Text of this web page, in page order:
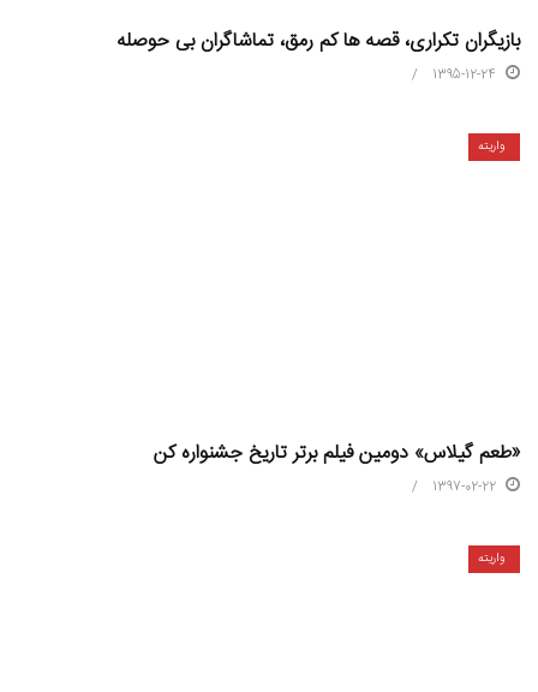
بازیگران تکراری، قصه‏ ها کم رمق، تماشاگران بی‏ حوصله
1395-12-24
واریته
«طعم گیلاس» دومین فیلم برتر تاریخ جشنواره کن
1397-02-22
واریته